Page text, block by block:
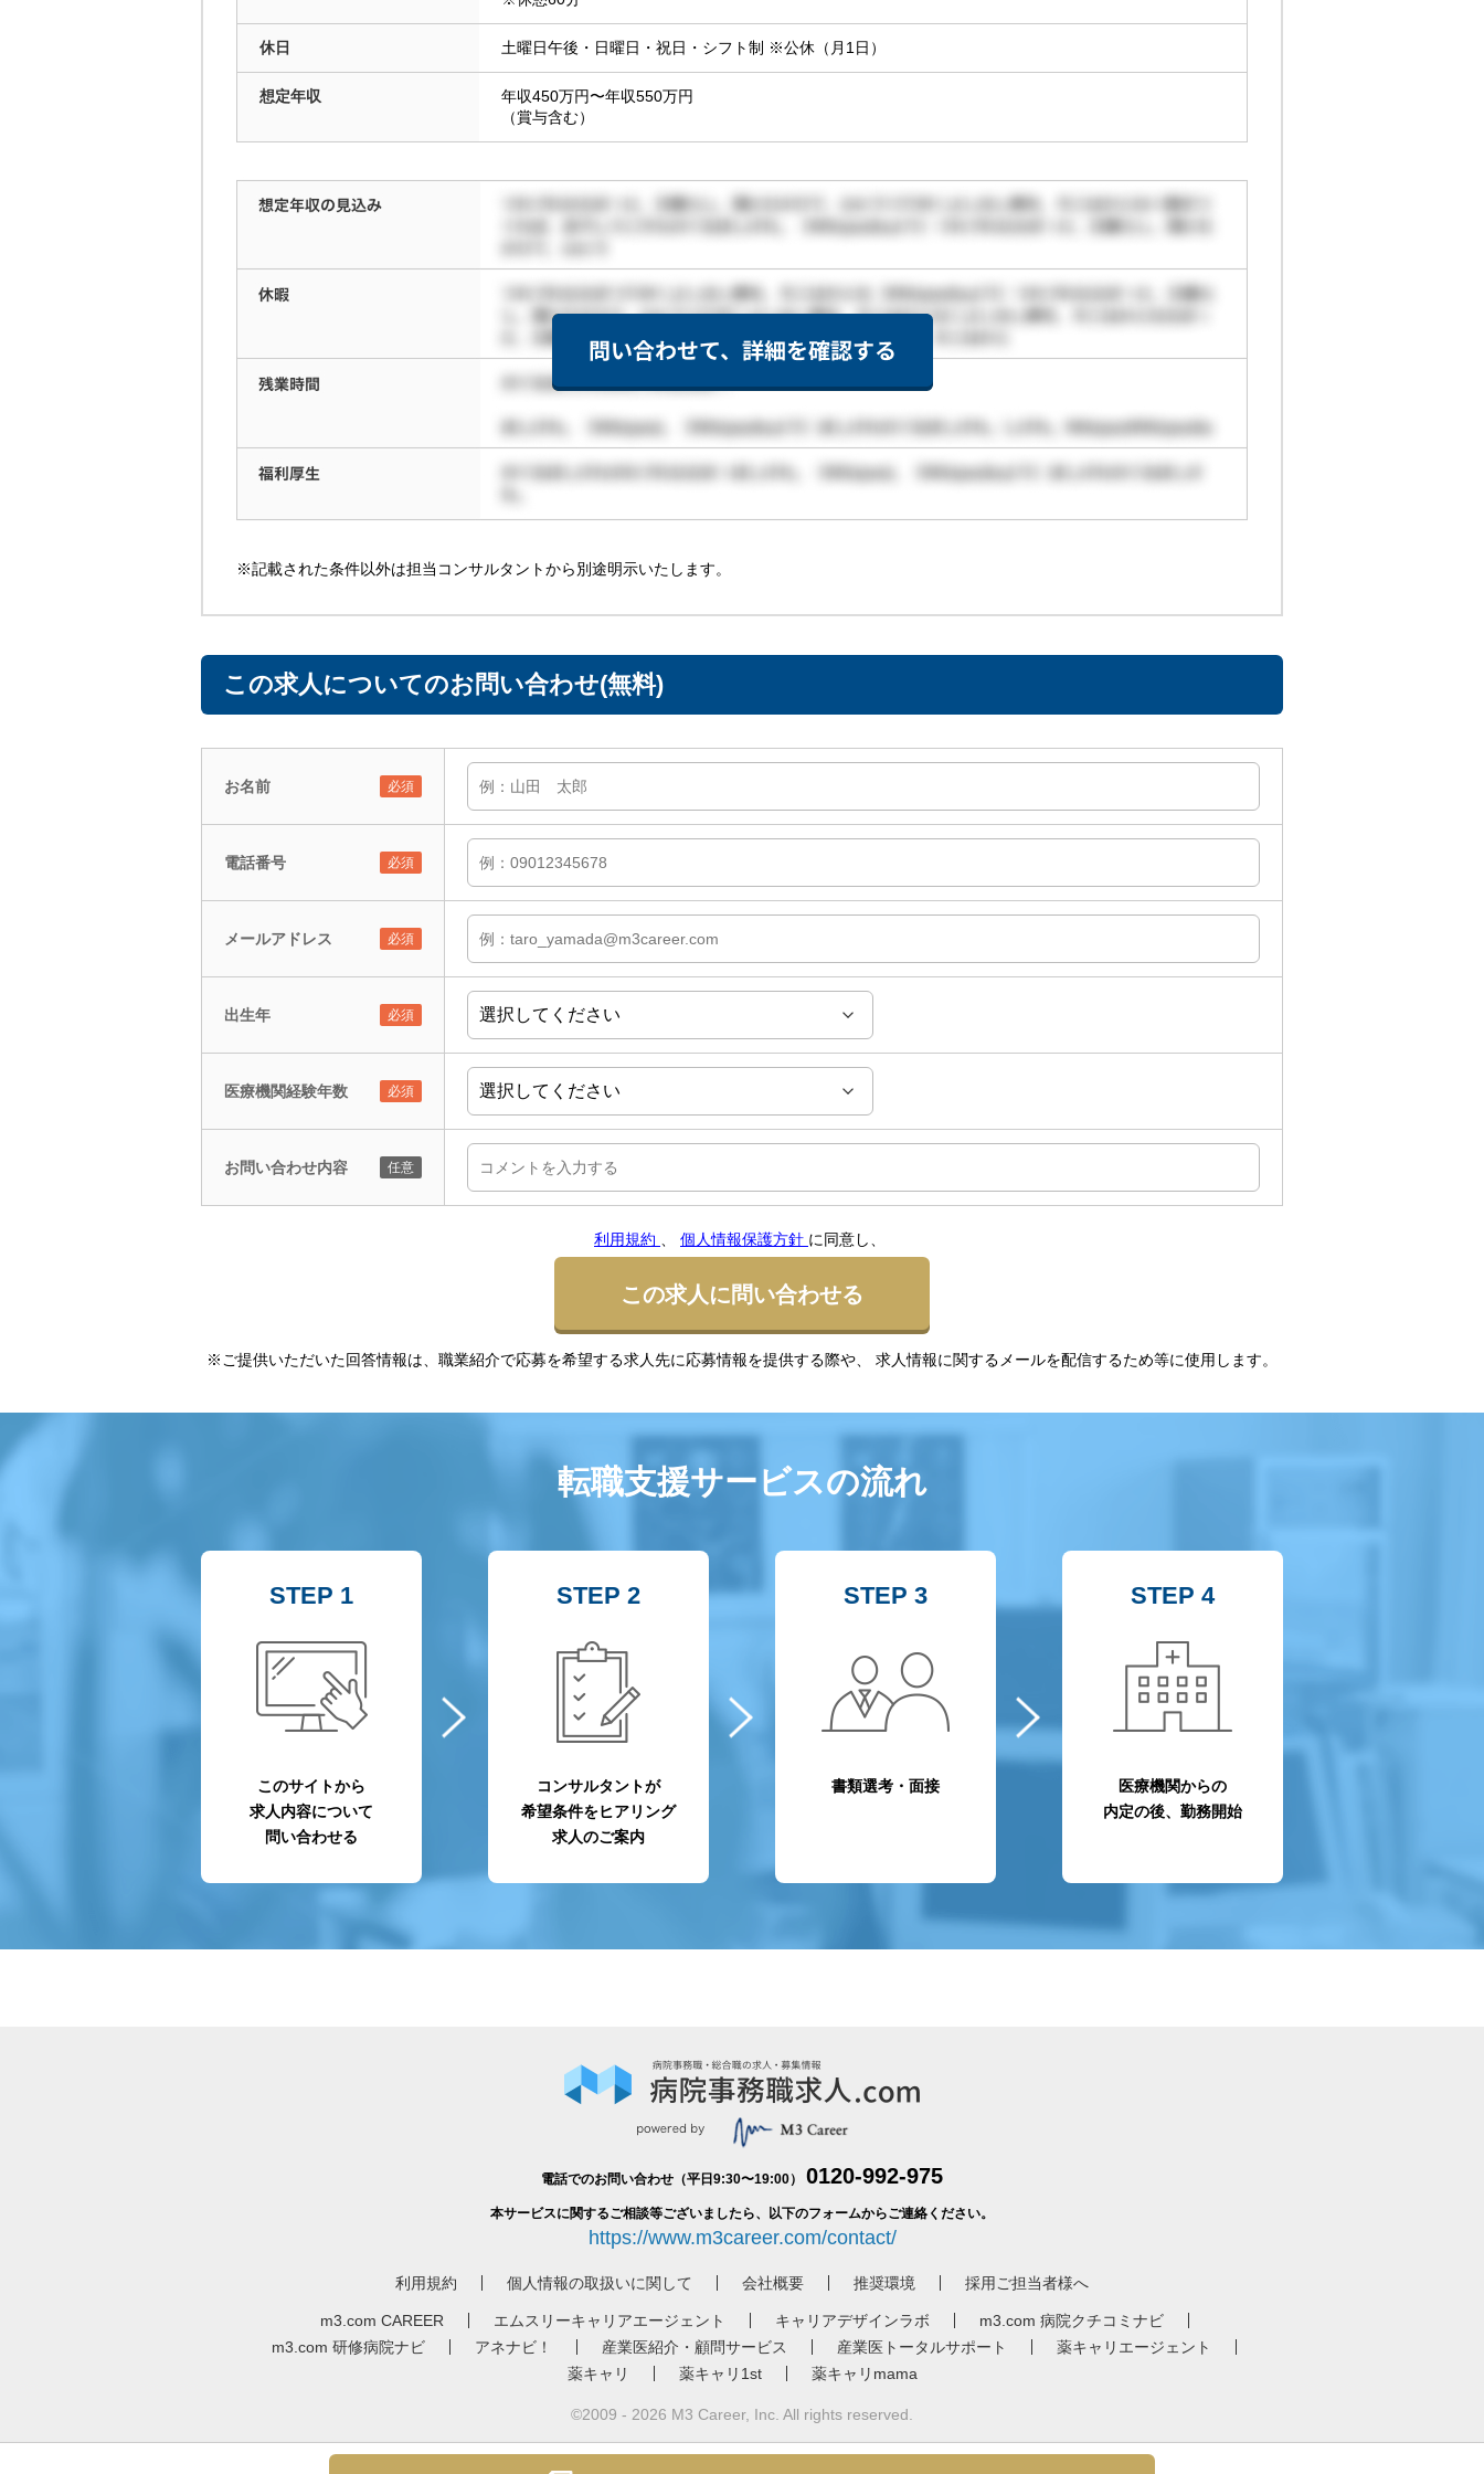
休日 土曜日午後・日曜日・祝日・シフト制 ※公休（月1日）
想定年収
年収450万円〜年収550万円
（賞与含む）
※記載された条件以外は担当コンサルタントから別途明示いたします。
この求人についてのお問い合わせ(無料)
お名前
電話番号
メールアドレス
出生年
医療機関経験年数
お問い合わせ内容
利用規約 、 個人情報保護方針 に同意し、
この求人に問い合わせる
※ご提供いただいた回答情報は、職業紹介で応募を希望する求人先に応募情報を提供する際や、 求人情報に関するメールを配信するため等に使用します。
転職支援サービスの流れ
STEP 1
このサイトから
求人内容について
問い合わせる
STEP 2
コンサルタントが
希望条件をヒアリング
求人のご案内
STEP 3
書類選考・面接
STEP 4
医療機関からの
内定の後、勤務開始
電話でのお問い合わせ（平日9:30〜19:00） 0120-992-975
本サービスに関するご相談等ございましたら、以下のフォームからご連絡ください。
https://www.m3career.com/contact/
利用規約 個人情報の取扱いに関して 会社概要 推奨環境 採用ご担当者様へ
m3.com CAREER エムスリーキャリアエージェント キャリアデザインラボ
m3.com 病院クチコミナビ
m3.com 研修病院ナビ
アネナビ！ 産業医紹介・顧問サービス 産業医トータルサポート
薬キャリエージェント
薬キャリ
薬キャリ1st 薬キャリmama
©2009 - 2026 M3 Career, Inc. All rights reserved.